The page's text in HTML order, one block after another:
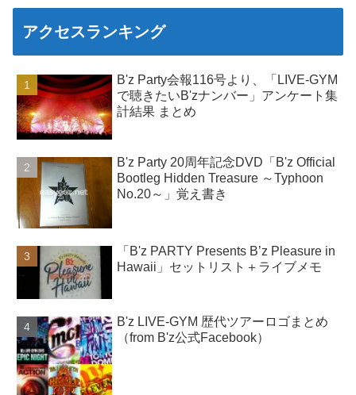
アクセスランキング
B'z Party会報116号より、「LIVE-GYM
で聴きたいB'zナンバー」アンケート集
計結果 まとめ
B'z Party 20周年記念DVD「B'z Official
Bootleg Hidden Treasure ～Typhoon
No.20～」覚え書き
「B'z PARTY Presents B’z Pleasure in
Hawaii」セットリスト＋ライブメモ
B'z LIVE-GYM 歴代ツアーロゴまとめ
（from B'z公式Facebook）